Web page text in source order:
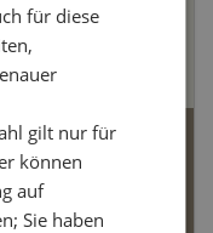
für diese
gilt nur für
können
auf
Sie haben